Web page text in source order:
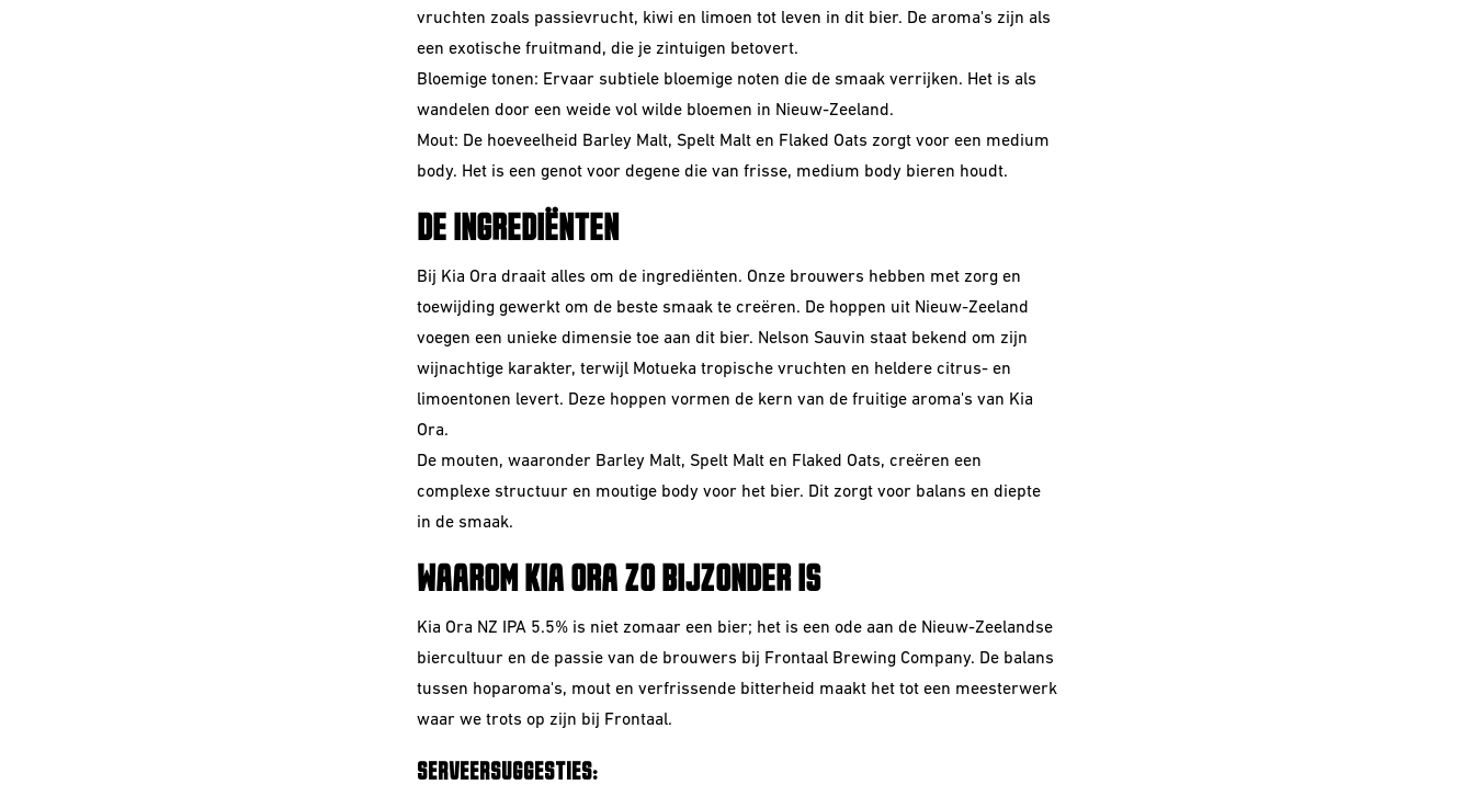
vruchten zoals passievrucht, kiwi en limoen tot leven in dit bier. De aroma's zijn als
een exotische fruitmand, die je zintuigen betovert.
Bloemige tonen: Ervaar subtiele bloemige noten die de smaak verrijken. Het is als
wandelen door een weide vol wilde bloemen in Nieuw-Zeeland.
Mout: De hoeveelheid Barley Malt, Spelt Malt en Flaked Oats zorgt voor een medium
body. Het is een genot voor degene die van frisse, medium body bieren houdt.
DE INGREDIËNTEN
Bij Kia Ora draait alles om de ingrediënten. Onze brouwers hebben met zorg en
toewijding gewerkt om de beste smaak te creëren. De hoppen uit Nieuw-Zeeland
voegen een unieke dimensie toe aan dit bier. Nelson Sauvin staat bekend om zijn
wijnachtige karakter, terwijl Motueka tropische vruchten en heldere citrus- en
limoentonen levert. Deze hoppen vormen de kern van de fruitige aroma's van Kia
Ora.
De mouten, waaronder Barley Malt, Spelt Malt en Flaked Oats, creëren een
complexe structuur en moutige body voor het bier. Dit zorgt voor balans en diepte
in de smaak.
WAAROM KIA ORA ZO BIJZONDER IS
Kia Ora NZ IPA 5.5% is niet zomaar een bier; het is een ode aan de Nieuw-Zeelandse
biercultuur en de passie van de brouwers bij Frontaal Brewing Company. De balans
tussen hoparoma's, mout en verfrissende bitterheid maakt het tot een meesterwerk
waar we trots op zijn bij Frontaal.
SERVEERSUGGESTIES: